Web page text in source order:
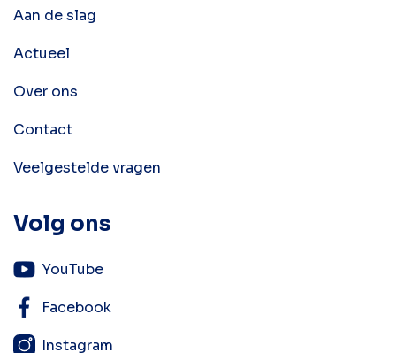
Aan de slag
Actueel
Over ons
Contact
Veelgestelde vragen
Volg ons
YouTube
Facebook
Instagram